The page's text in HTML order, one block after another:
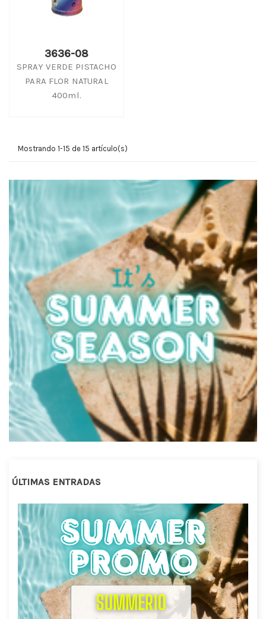
ÚLTIMAS ENTRADAS
3636-08
SPRAY VERDE PISTACHO
PARA FLOR NATURAL
400ml.
Mostrando 1-15 de 15 artículo(s)